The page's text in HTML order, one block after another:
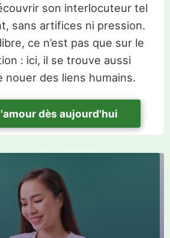
son interlocuteur tel
sans artifices ni pression.
ce n’est pas que sur le
: ici, il se trouve aussi
nouer des liens humains.
dès aujourd'hui